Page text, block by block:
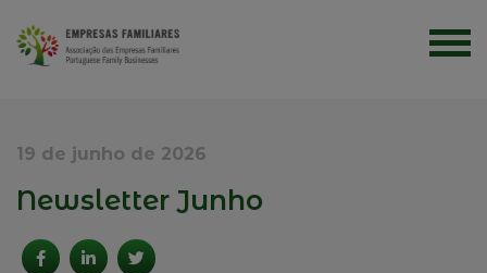
19 de junho de 2026
Newsletter Junho